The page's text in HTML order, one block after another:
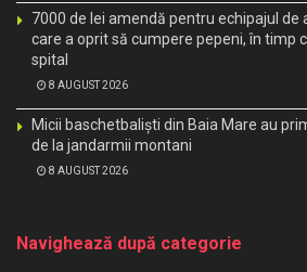
7000 de lei amendă pentru echipajul de
care a oprit să cumpere pepeni, în timp
spital
8 AUGUST 2026
Micii baschetbaliști din Baia Mare au
de la jandarmii montani
8 AUGUST 2026
Navighează după categorie